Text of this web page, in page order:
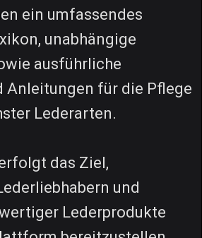
ein umfassendes
unabhängige
ausführliche
Anleitungen für die Pflege
Lederarten.
das Ziel,
und
Lederprodukte